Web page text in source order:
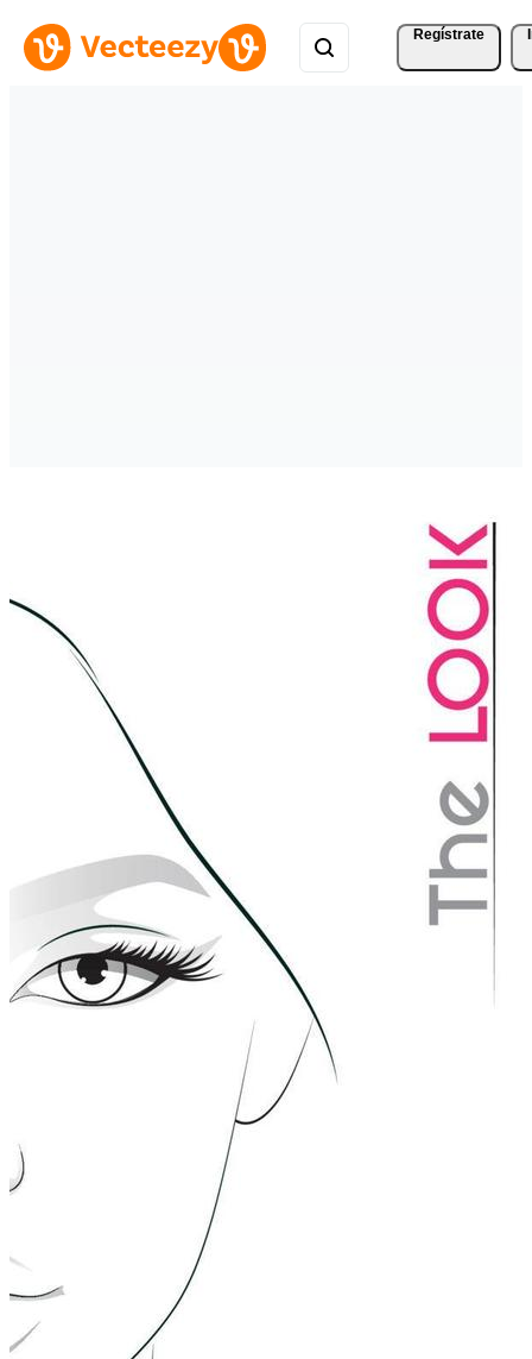
Regístrate